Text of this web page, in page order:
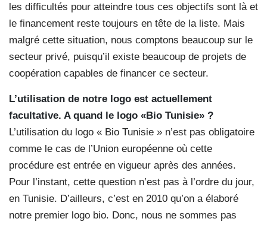
les difficultés pour atteindre tous ces objectifs sont là et
le financement reste toujours en tête de la liste. Mais
malgré cette situation, nous comptons beaucoup sur le
secteur privé, puisqu’il existe beaucoup de projets de
coopération capables de financer ce secteur.
L’utilisation de notre logo est actuellement
facultative. A quand le logo «Bio Tunisie» ?
L’utilisation du logo « Bio Tunisie » n’est pas obligatoire
comme le cas de l’Union européenne où cette
procédure est entrée en vigueur après des années.
Pour l’instant, cette question n’est pas à l’ordre du jour,
en Tunisie. D’ailleurs, c’est en 2010 qu’on a élaboré
notre premier logo bio. Donc, nous ne sommes pas